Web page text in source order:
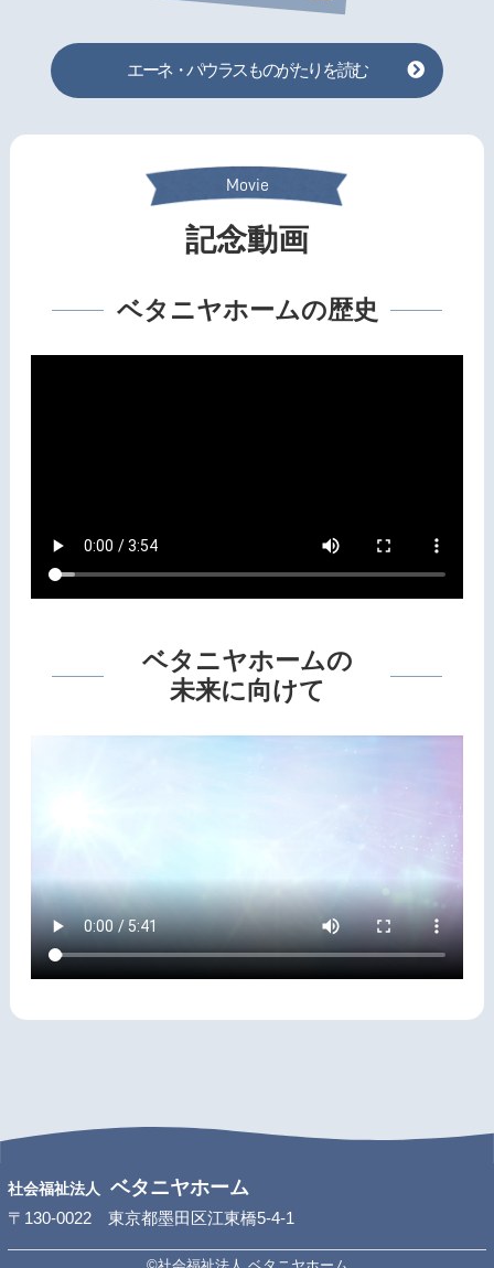
エーネ・パウラスものがたりを読む
Movie
記念動画
ベタニヤホームの歴史
ベタニヤホームの
未来に向けて
社会福祉法人 ベタニヤホーム
〒130-0022 東京都墨田区江東橋5-4-1